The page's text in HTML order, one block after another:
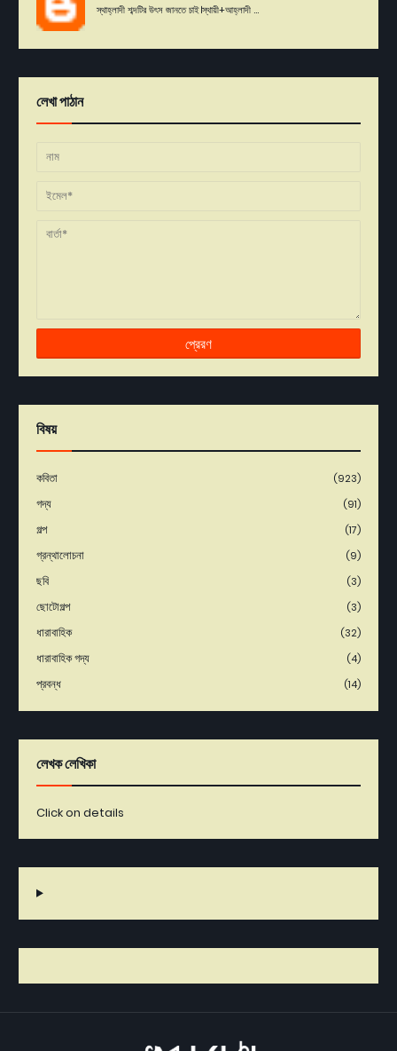
স্থাহ্লাদী শব্দটির উৎস জানতে চাই।স্থায়ী+আহ্লাদী ...
লেখা পাঠান
বিষয়
কবিতা (923)
গদ্য (91)
গল্প (17)
গ্রন্থালোচনা (9)
ছবি (3)
ছোটোগল্প (3)
ধারাবাহিক (32)
ধারাবাহিক গদ্য (4)
প্রবন্ধ (14)
লেখক লেখিকা
Click on details